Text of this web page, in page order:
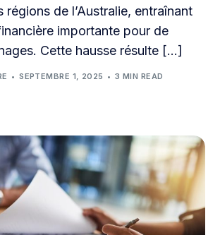
régions de l’Australie, entraînant
importante pour de
Cette hausse résulte […]
SEPTEMBRE 1, 2025 3 MIN READ